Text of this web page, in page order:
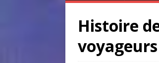
Histoire
voyageurs